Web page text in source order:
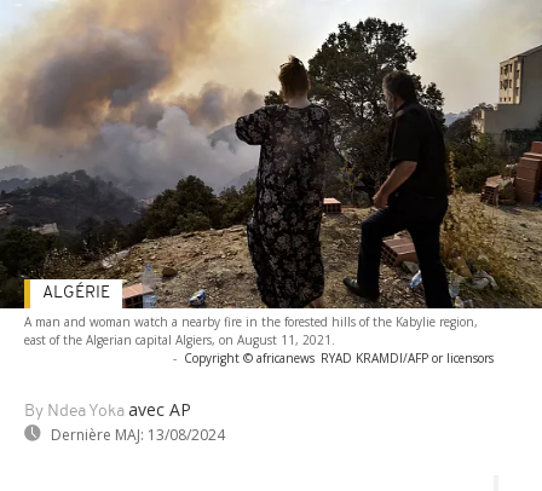
A man and woman watch a nearby fire in the forested hills of the Kabylie region,
east of the Algerian capital Algiers, on August 11, 2021.
- Copyright © africanews RYAD KRAMDI/AFP or licensors
By Ndea Yoka avec AP
Dernière MAJ: 13/08/2024
ALGÉRIE